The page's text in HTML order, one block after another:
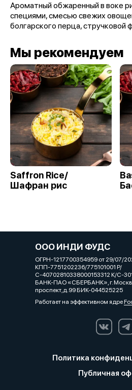
Ароматный обжаренный в воке
специями, смесью свежих
болгарского перца, стручковой
Мы рекомендуем
Saffron Rice/
Шафран рис
ООО ИНДИ ФУДС
ОГРН-1217700354959 от 29/07/
КПП-7751202236/775101001 Р/
С-40702810338000153312 К/С-
БАНК-ПАО «СБЕРБАНК», г.
проспект,д.99 БИК-044525225
Работает на эффективном ядре
Политика
Публичная